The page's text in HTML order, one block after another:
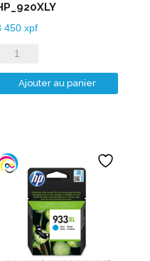
450xpf
quantité
HP_920XLY
Ajouter au panier